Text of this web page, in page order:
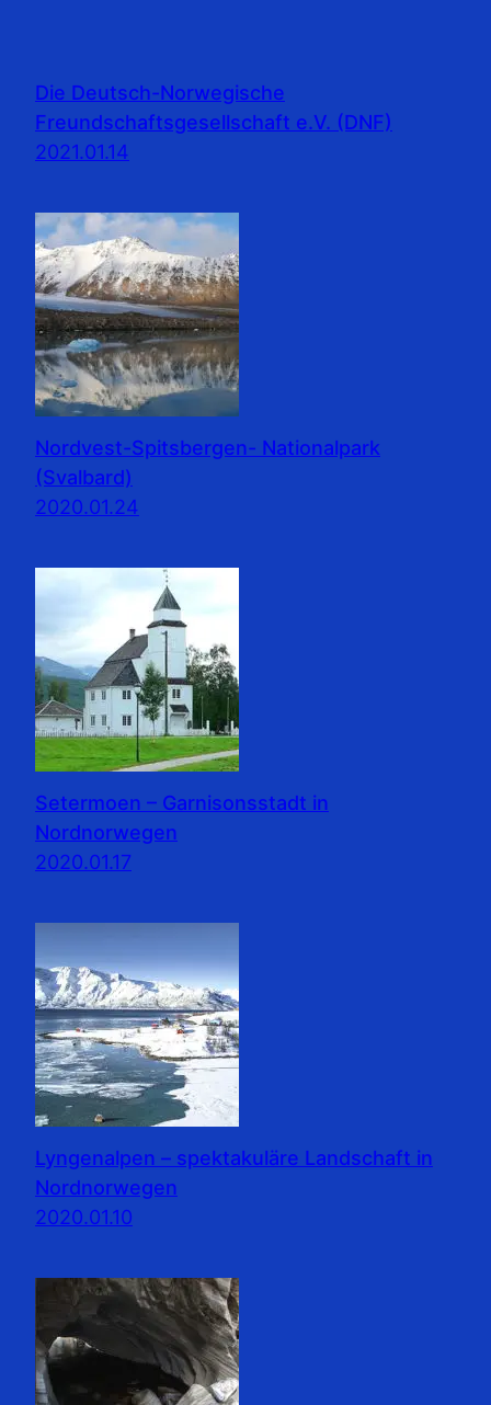
Die Deutsch-Norwegische
Freundschaftsgesellschaft e.V. (DNF)
2021.01.14
Nordvest-Spitsbergen- Nationalpark
(Svalbard)
2020.01.24
Setermoen – Garnisonsstadt in
Nordnorwegen
2020.01.17
Lyngenalpen – spektakuläre Landschaft in
Nordnorwegen
2020.01.10